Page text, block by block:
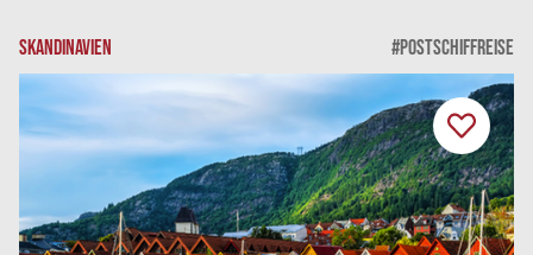
SKANDINAVIEN #POSTSCHIFFREISE